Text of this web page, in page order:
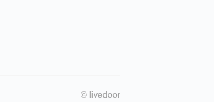
© livedoor